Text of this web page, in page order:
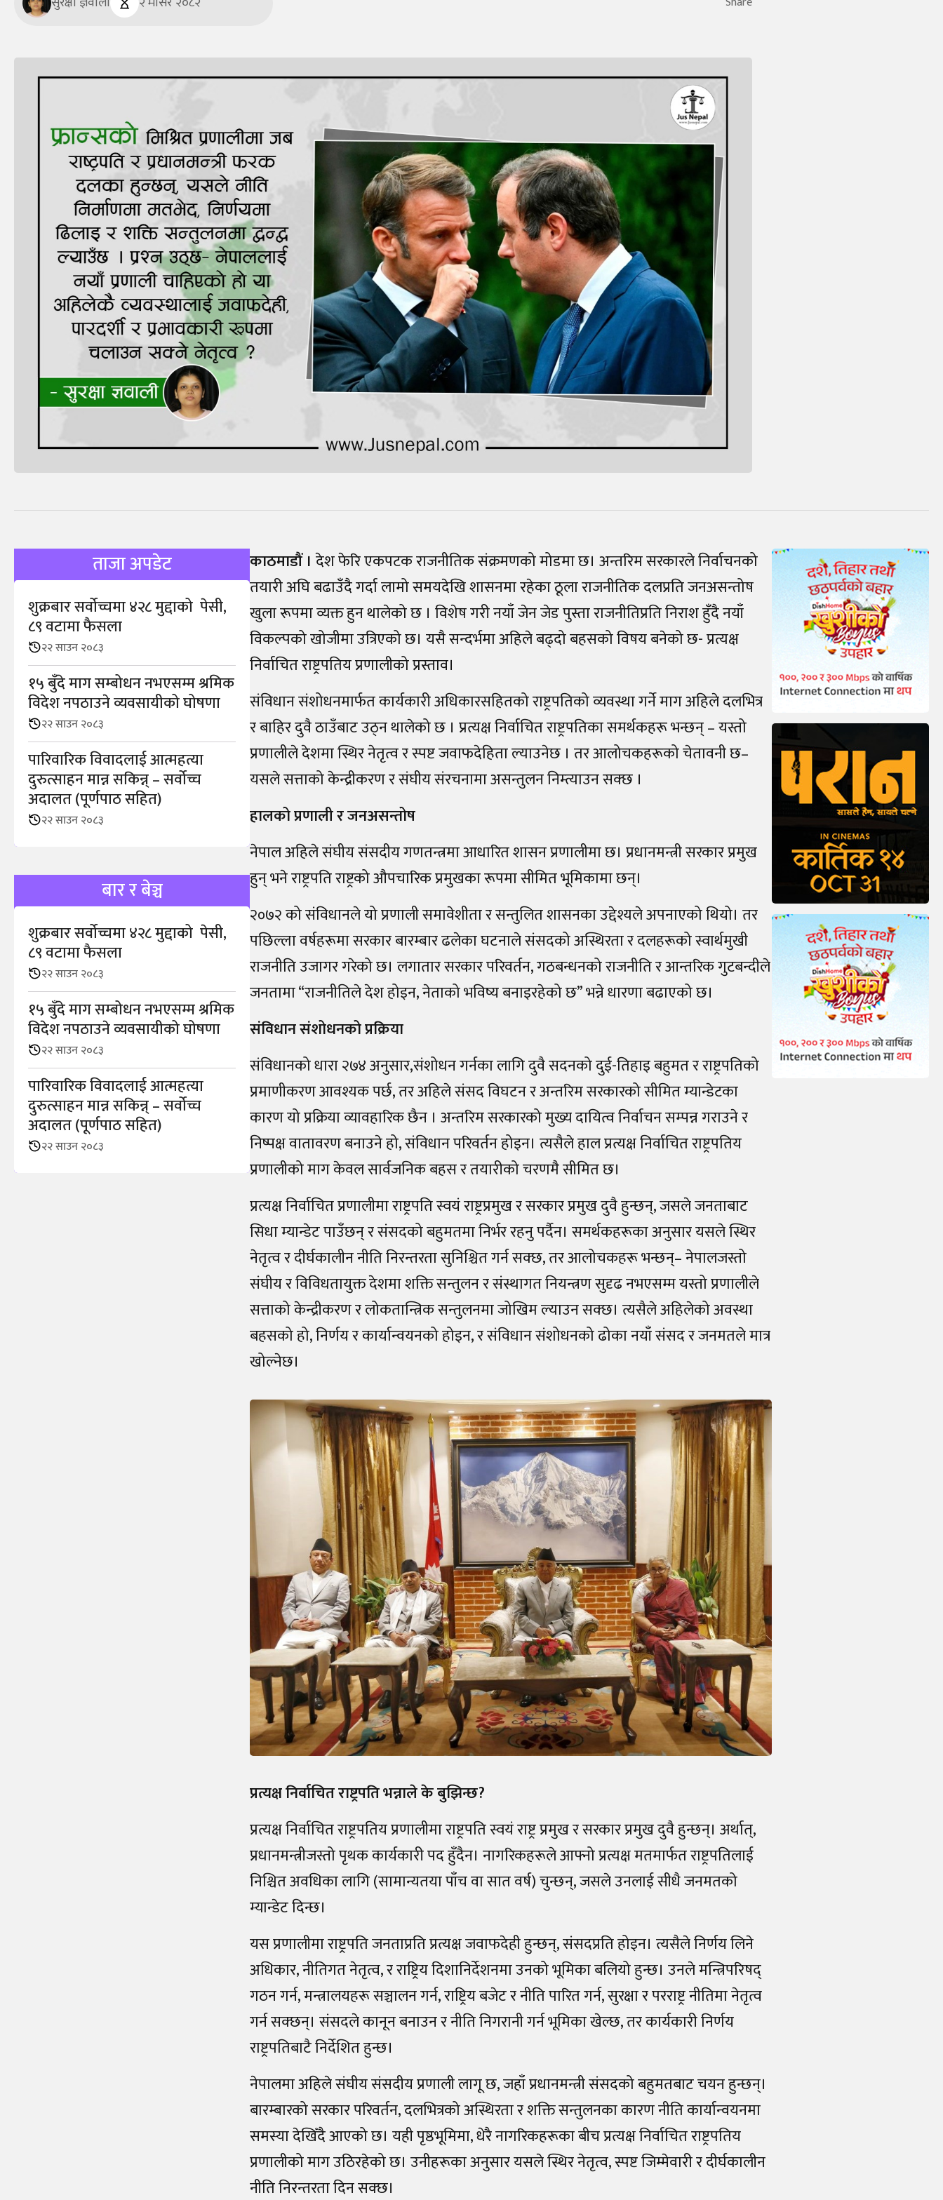
ताजा अपडेट
शुक्रबार सर्वोच्चमा ४२८ मुद्दाको पेसी,
८९ वटामा फैसला
२२ साउन २०८३
१५ बुँदे माग सम्बोधन नभएसम्म श्रमिक
विदेश नपठाउने व्यवसायीको घोषणा
२२ साउन २०८३
पारिवारिक विवादलाई आत्महत्या
दुरुत्साहन मान्न सकिन्न् – सर्वोच्च
अदालत (पूर्णपाठ सहित)
२२ साउन २०८३
बार र बेञ्च
शुक्रबार सर्वोच्चमा ४२८ मुद्दाको पेसी,
८९ वटामा फैसला
२२ साउन २०८३
१५ बुँदे माग सम्बोधन नभएसम्म श्रमिक
विदेश नपठाउने व्यवसायीको घोषणा
२२ साउन २०८३
पारिवारिक विवादलाई आत्महत्या
दुरुत्साहन मान्न सकिन्न् – सर्वोच्च
अदालत (पूर्णपाठ सहित)
२२ साउन २०८३
काठमाडौं ।देश फेरि एकपटक राजनीतिक संक्रमणको मोडमा छ। अन्तरिम सरकारले निर्वाचनको
तयारी अघि बढाउँदै गर्दा लामो समयदेखि शासनमा रहेका ठूला राजनीतिक दलप्रति जनअसन्तोष
खुला रूपमा व्यक्त हुन थालेको छ । विशेष गरी नयाँ जेन जेड पुस्ता राजनीतिप्रति निराश हुँदै नयाँ
विकल्पको खोजीमा उत्रिएको छ। यसै सन्दर्भमा अहिले बढ्दो बहसको विषय बनेको छ- प्रत्यक्ष
निर्वाचित राष्ट्रपतिय प्रणालीको प्रस्ताव।
संविधान संशोधनमार्फत कार्यकारी अधिकारसहितको राष्ट्रपतिको व्यवस्था गर्ने माग अहिले दलभित्र
र बाहिर दुवै ठाउँबाट उठ्न थालेको छ । प्रत्यक्ष निर्वाचित राष्ट्रपतिका समर्थकहरू भन्छन् – यस्तो
प्रणालीले देशमा स्थिर नेतृत्व र स्पष्ट जवाफदेहिता ल्याउनेछ । तर आलोचकहरूको चेतावनी छ–
यसले सत्ताको केन्द्रीकरण र संघीय संरचनामा असन्तुलन निम्त्याउन सक्छ ।
हालको प्रणाली र जनअसन्तोष
नेपाल अहिले संघीय संसदीय गणतन्त्रमा आधारित शासन प्रणालीमा छ। प्रधानमन्त्री सरकार प्रमुख
हुन् भने राष्ट्रपति राष्ट्रको औपचारिक प्रमुखका रूपमा सीमित भूमिकामा छन्।
२०७२ को संविधानले यो प्रणाली समावेशीता र सन्तुलित शासनका उद्देश्यले अपनाएको थियो। तर
पछिल्ला वर्षहरूमा सरकार बारम्बार ढलेका घटनाले संसदको अस्थिरता र दलहरूको स्वार्थमुखी
राजनीति उजागर गरेको छ। लगातार सरकार परिवर्तन, गठबन्धनको राजनीति र आन्तरिक गुटबन्दीले
जनतामा “राजनीतिले देश होइन, नेताको भविष्य बनाइरहेको छ” भन्ने धारणा बढाएको छ।
संविधान संशोधनको प्रक्रिया
संविधानको धारा २७४ अनुसार,संशोधन गर्नका लागि दुवै सदनको दुई-तिहाइ बहुमत र राष्ट्रपतिको
प्रमाणीकरण आवश्यक पर्छ, तर अहिले संसद विघटन र अन्तरिम सरकारको सीमित म्यान्डेटका
कारण यो प्रक्रिया व्यावहारिक छैन । अन्तरिम सरकारको मुख्य दायित्व निर्वाचन सम्पन्न गराउने र
निष्पक्ष वातावरण बनाउने हो, संविधान परिवर्तन होइन। त्यसैले हाल प्रत्यक्ष निर्वाचित राष्ट्रपतिय
प्रणालीको माग केवल सार्वजनिक बहस र तयारीको चरणमै सीमित छ।
प्रत्यक्ष निर्वाचित प्रणालीमा राष्ट्रपति स्वयं राष्ट्रप्रमुख र सरकार प्रमुख दुवै हुन्छन्, जसले जनताबाट
सिधा म्यान्डेट पाउँछन् र संसदको बहुमतमा निर्भर रहनु पर्दैन। समर्थकहरूका अनुसार यसले स्थिर
नेतृत्व र दीर्घकालीन नीति निरन्तरता सुनिश्चित गर्न सक्छ, तर आलोचकहरू भन्छन्– नेपालजस्तो
संघीय र विविधतायुक्त देशमा शक्ति सन्तुलन र संस्थागत नियन्त्रण सुदृढ नभएसम्म यस्तो प्रणालीले
सत्ताको केन्द्रीकरण र लोकतान्त्रिक सन्तुलनमा जोखिम ल्याउन सक्छ। त्यसैले अहिलेको अवस्था
बहसको हो, निर्णय र कार्यान्वयनको होइन, र संविधान संशोधनको ढोका नयाँ संसद र जनमतले मात्र
खोल्नेछ।
प्रत्यक्ष निर्वाचित राष्ट्रपति भन्नाले के बुझिन्छ?
प्रत्यक्ष निर्वाचित राष्ट्रपतिय प्रणालीमा राष्ट्रपति स्वयं राष्ट्र प्रमुख र सरकार प्रमुख दुवै हुन्छन्। अर्थात्,
प्रधानमन्त्रीजस्तो पृथक कार्यकारी पद हुँदैन। नागरिकहरूले आफ्नो प्रत्यक्ष मतमार्फत राष्ट्रपतिलाई
निश्चित अवधिका लागि (सामान्यतया पाँच वा सात वर्ष) चुन्छन्, जसले उनलाई सीधै जनमतको
म्यान्डेट दिन्छ।
यस प्रणालीमा राष्ट्रपति जनताप्रति प्रत्यक्ष जवाफदेही हुन्छन्, संसदप्रति होइन। त्यसैले निर्णय लिने
अधिकार, नीतिगत नेतृत्व, र राष्ट्रिय दिशानिर्देशनमा उनको भूमिका बलियो हुन्छ। उनले मन्त्रिपरिषद्
गठन गर्न, मन्त्रालयहरू सञ्चालन गर्न, राष्ट्रिय बजेट र नीति पारित गर्न, सुरक्षा र परराष्ट्र नीतिमा नेतृत्व
गर्न सक्छन्। संसदले कानून बनाउन र नीति निगरानी गर्न भूमिका खेल्छ, तर कार्यकारी निर्णय
राष्ट्रपतिबाटै निर्देशित हुन्छ।
नेपालमा अहिले संघीय संसदीय प्रणाली लागू छ, जहाँ प्रधानमन्त्री संसदको बहुमतबाट चयन हुन्छन्।
बारम्बारको सरकार परिवर्तन, दलभित्रको अस्थिरता र शक्ति सन्तुलनका कारण नीति कार्यान्वयनमा
समस्या देखिँदै आएको छ। यही पृष्ठभूमिमा, धेरै नागरिकहरूका बीच प्रत्यक्ष निर्वाचित राष्ट्रपतिय
प्रणालीको माग उठिरहेको छ। उनीहरूका अनुसार यसले स्थिर नेतृत्व, स्पष्ट जिम्मेवारी र दीर्घकालीन
नीति निरन्तरता दिन सक्छ।